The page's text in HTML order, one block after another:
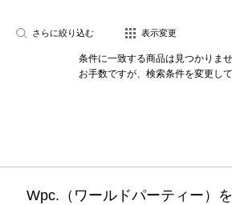
さらに絞り込む 表示変更
条件に一致する商品は見つかりませ
お手数ですが、検索条件を変更して
Wpc.（ワールドパーティー）